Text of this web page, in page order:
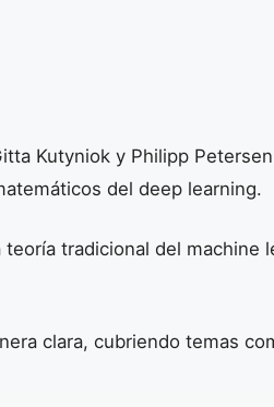
Kutyniok y Philipp
del deep learning.
tradicional del machine
clara, cubriendo temas